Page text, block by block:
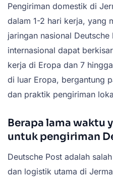
Pengiriman domestik di
dalam 1-2 hari kerja, yang
jaringan nasional
internasional dapat
kerja di Eropa dan 7
di luar Eropa, bergantung
dan praktik pengiriman
Berapa lama waktu
untuk pengiriman
Deutsche Post adalah
dan logistik utama di